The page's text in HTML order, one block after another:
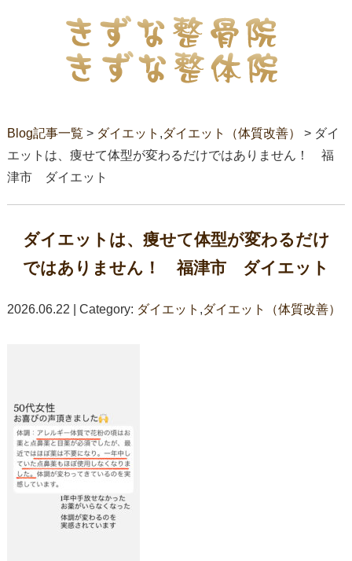
Blog記事一覧 > ダイエット ,ダイエット（体質改善）
> ダイ
エットは、痩せて体型が変わるだけではありません！ 福
津市 ダイエット
ダイエットは、痩せて体型が変わるだけ
ではありません！ 福津市 ダイエット
2026.06.22 | Category: ダイエット ,ダイエット（体質改善）